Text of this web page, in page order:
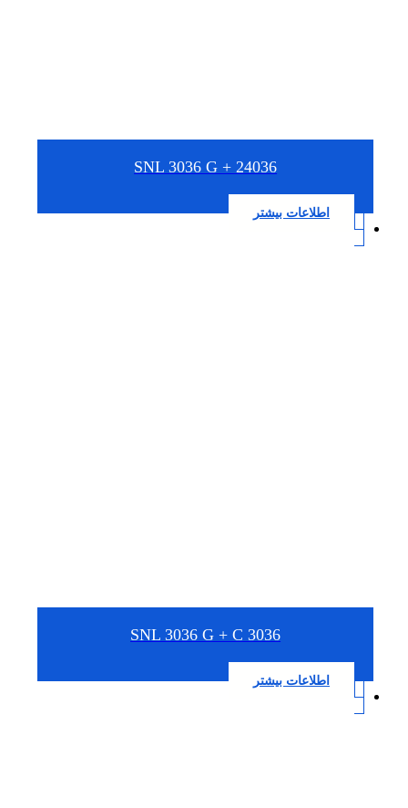
SNL 3036 G + 24036
اطلاعات بیشتر
SNL 3036 G + C 3036
اطلاعات بیشتر